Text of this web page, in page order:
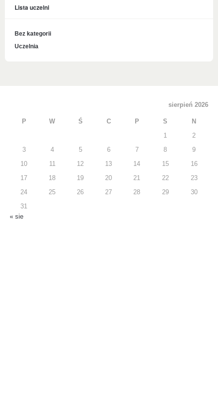
Lista uczelni
Bez kategorii
Uczelnia
sierpień 2026
P W Ś C P S N
1 2
3 4 5 6 7 8 9
10 11 12 13 14 15 16
17 18 19 20 21 22 23
24 25 26 27 28 29 30
31
« sie